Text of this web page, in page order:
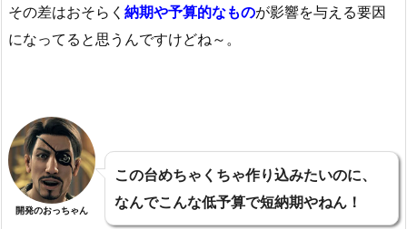
その差はおそらく 納期や予算的なものが影響を与える要因
になってると思うんですけどね～。
開発のおっちゃん
この台めちゃくちゃ作り込みたいのに、
なんでこんな低予算で短納期やねん！